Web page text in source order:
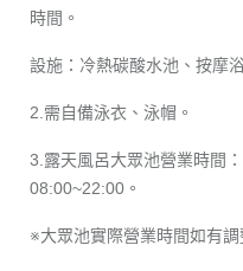
時間。
設施：冷熱碳酸水池、按摩
2.需自備泳衣、泳帽。
3.露天風呂大眾池營業時間
08:00~22:00。
※大眾池實際營業時間如有